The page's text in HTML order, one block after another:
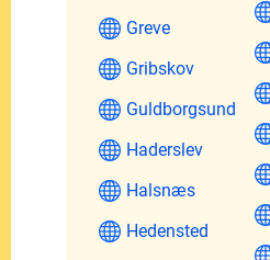
Greve
Gribskov
Guldborgsund
Haderslev
Halsnæs
Hedensted